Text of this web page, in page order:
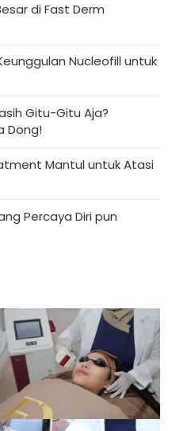
di Fast Derm
Nucleofill untuk
Gitu-Gitu Aja?
Dong!
Mantul untuk Atasi
Percaya Diri pun